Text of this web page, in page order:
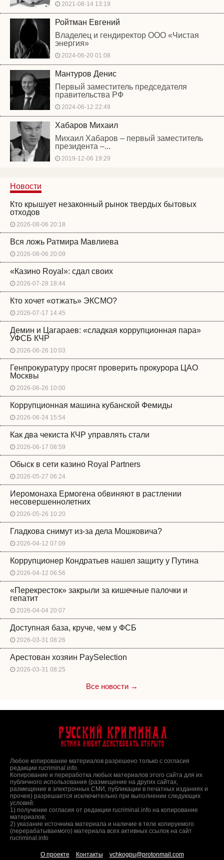
2021-08-14 13:19
Ройтман Евгений
Владелец и гендиректор ООО «Чистая
энергия»
2024-06-20 01:08
Мантуров Денис
Первый заместитель председателя
правительства РФ
2024-06-12 22:49
Хабаров Михаил
Михаил Хабаров – первый заместитель
президента –...
2019-12-06 19:29
Новости
Кто крышует незаконный рынок твердых бытовых
отходов
2026-08-06 20:18
Вся ложь Ратмира Мавлиева
2026-08-06 20:09
«Казино Royal»: сдал своих
2026-07-28 18:44
Кто хочет «отжать» ЭКСМО?
2026-07-17 14:45
Демин и Цагараев: «сладкая коррупционная пара»
УФСБ КЧР
2026-06-26 10:03
Генпрокуратуру просят проверить прокурора ЦАО
Москвы
2026-06-26 10:00
Коррупционная машина кубанской Фемиды
2026-06-24 15:54
Как два чекиста КЧР управлять стали
2026-06-17 08:59
Обыск в сети казино Royal Partners
2026-05-27 06:24
Иеромонаха Ермогена обвиняют в растлении
несовершеннолетних
2026-05-26 10:20
Гладкова снимут из-за дела Мошковича?
2026-04-12 07:09
Коррупционер Кондратьев нашел защиту у Путина
2026-04-12 06:56
«Перекресток» закрыли за кишечные палочки и
гепатит
2026-04-04 20:07
Доступная база, круче, чем у ФСБ
2026-03-31 08:26
Арестован хозяин PaySelection
2026-03-31 08:25
Все новости →
Русский Криминал
Истина любит действовать открыто
Любое копирование материалов разрешено только с согласия
редакции rucriminal.info.
Копирование и переработка любых материалов этого сайта для их
публичного использования (размещение на других сайтах,
размещение в электронных СМИ, публикации в печатных изданиях и
прочее) разрешается исключительно при выполнении следующих
условий:
1) получение согласия от редакции rucriminal.info на копирование
материалов;
2) указание источника материала и наличие в теле копируемого
(перерабатываемого) материала всех активных ссылок на сайт
rucriminal.info
О проекте Контакты vchkogpu@protonmail.com